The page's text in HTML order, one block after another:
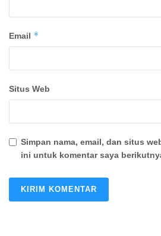
Email *
Situs Web
Simpan nama, email, dan situs
ini untuk komentar saya